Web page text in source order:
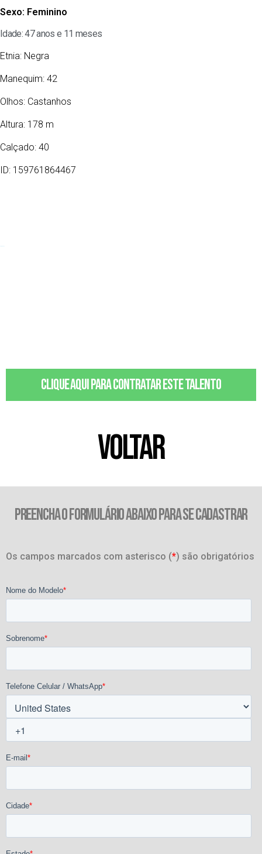
Sexo: Feminino
Idade: 47 anos e 11 meses
Etnia: Negra
Manequim: 42
Olhos: Castanhos
Altura: 178 m
Calçado: 40
ID: 159761864467
Clique aqui para contratar este talento
VOLTAR
PREENCHA O FORMULÁRIO ABAIXO PARA SE CADASTRAR
Os campos marcados com asterisco (*) são obrigatórios